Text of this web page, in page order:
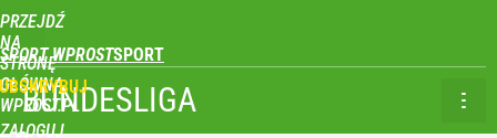
PRZEJDŹ
NA
STRONĘ
GŁÓWNĄ
WPROST.PL
SPORT WPROST
ZALOGUJ
BUNDESLIGA